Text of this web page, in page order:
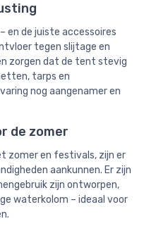
en de juiste accessoires
tegen slijtage en
zorgen dat de tent stevig
tarps en
nog aangenamer en
de zomer
zomer en festivals, zijn er
aankunnen. Er zijn
zijn ontworpen,
waterkolom – ideaal voor